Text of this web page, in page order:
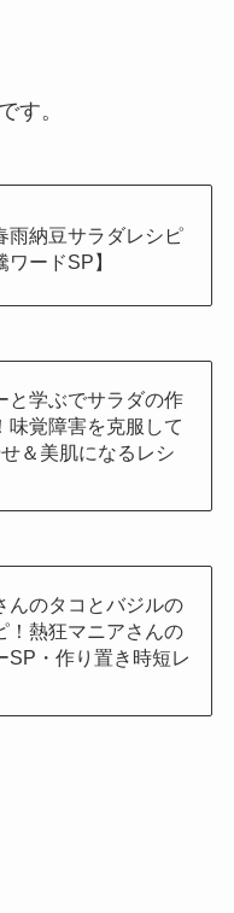
す。
雨納豆サラダレシピ
ードSP】
と学ぶでサラダの作
味覚障害を克服して
＆美肌になるレシ
んのタコとバジルの
！熱狂マニアさんの
SP・作り置き時短レ